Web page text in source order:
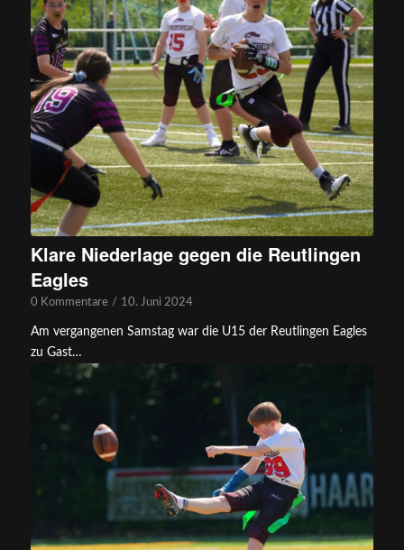
Klare Niederlage gegen die Reutlingen
Eagles
0 Kommentare / 10. Juni 2024
Am vergangenen Samstag war die U15 der Reutlingen Eagles
zu Gast…